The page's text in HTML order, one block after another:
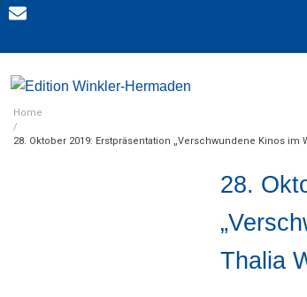
Home
/
28. Oktober 2019: Erstpräsentation „Verschwundene Kinos im
28.
Thalia